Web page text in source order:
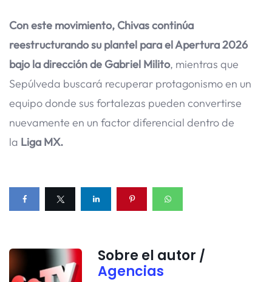
Con este movimiento, Chivas continúa
reestructurando su plantel para el Apertura 2026
bajo la dirección de Gabriel Milito, mientras que
Sepúlveda buscará recuperar protagonismo en un
equipo donde sus fortalezas pueden convertirse
nuevamente en un factor diferencial dentro de
la Liga MX.
Sobre el autor /
Agencias